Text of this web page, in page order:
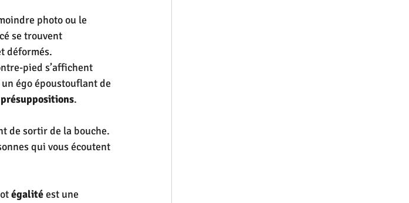
photo ou le
se trouvent
déformés.
pied s’affichent
égo époustouflant de
présuppositions.
de sortir de la bouche.
qui vous écoutent
égalité est une